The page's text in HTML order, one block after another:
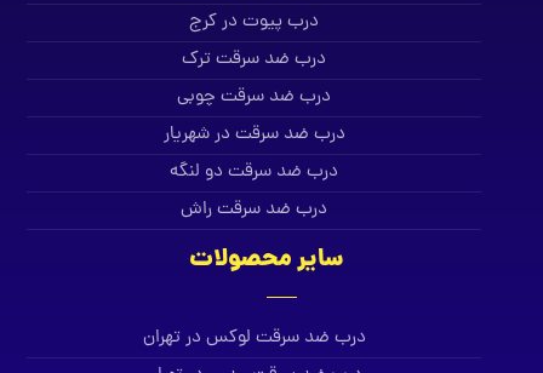
درب پیوت در کرج
درب ضد سرقت ترک
درب ضد سرقت چوبی
درب ضد سرقت در شهریار
درب ضد سرقت دو لنگه
درب ضد سرقت راش
سایر محصولات
درب ضد سرقت لوکس در تهران